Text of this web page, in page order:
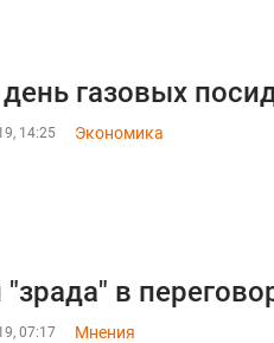
газовых
14:25 Экономика
"зрада" в
07:17 Мнения